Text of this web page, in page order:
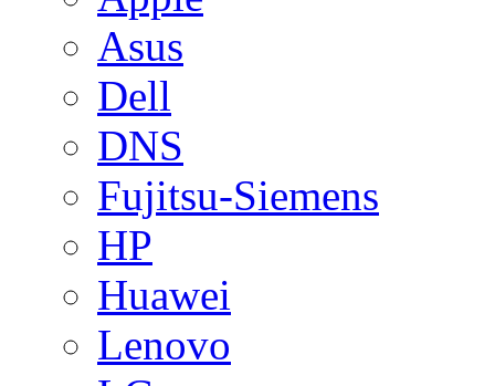
Asus
Dell
DNS
Fujitsu-Siemens
HP
Huawei
Lenovo